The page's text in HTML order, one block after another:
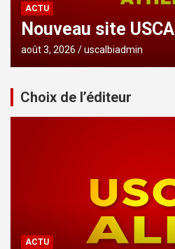
ACTU
Nouveau site USCA
août 3, 2026 uscalbiadmin
Choix de l’éditeur
ACTU